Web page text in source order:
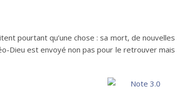
pourtant qu’une chose : sa mort, de nouvelles
Dieu est envoyé non pas pour le retrouver mais